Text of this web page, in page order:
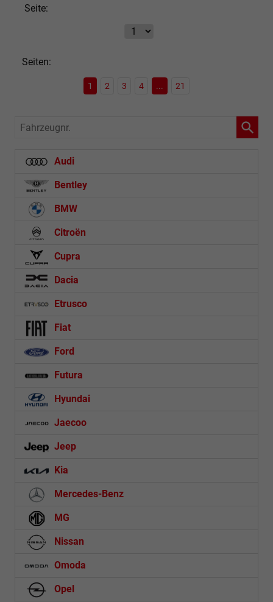
Seite:
Seiten:
1 2 3 4 ... 21
Fahrzeugnr.
Audi
Bentley
BMW
Citroën
Cupra
Dacia
Etrusco
Fiat
Ford
Futura
Hyundai
Jaecoo
Jeep
Kia
Mercedes-Benz
MG
Nissan
Omoda
Opel